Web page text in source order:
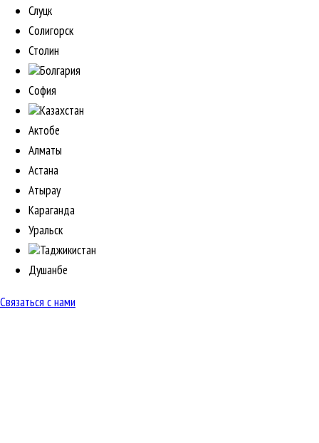
Слуцк
Солигорск
Столин
Болгария
София
Казахстан
Актобе
Алматы
Астана
Атырау
Караганда
Уральск
Таджикистан
Душанбе
Связаться с нами